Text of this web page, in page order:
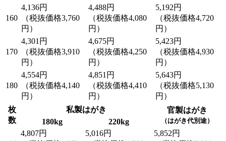
160
4,136円
（税抜価格3,760
円）
4,488円
（税抜価格4,080
円）
5,192円
（税抜価格4,720
円）
170
4,301円
（税抜価格3,910
円）
4,675円
（税抜価格4,250
円）
5,423円
（税抜価格4,930
円）
180
4,554円
（税抜価格4,140
円）
4,851円
（税抜価格4,410
円）
5,643円
（税抜価格5,130
円）
枚
数
私製はがき 官製はがき
（はがき代別途）
180kg 220kg
4,807円
5,016円
5,852円